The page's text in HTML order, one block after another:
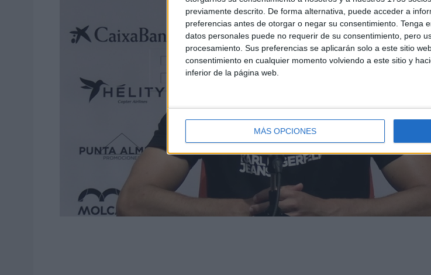
previamente descrito. De forma alternativa, puede acceder a
preferencias antes de otorgar o negar su consentimiento. Tenga
datos personales puede no requerir de su consentimiento, pero
procesamiento. Sus preferencias se aplicarán solo a este sitio
consentimiento en cualquier momento volviendo a este sitio y
inferior de la página web.
MÁS OPCIONES